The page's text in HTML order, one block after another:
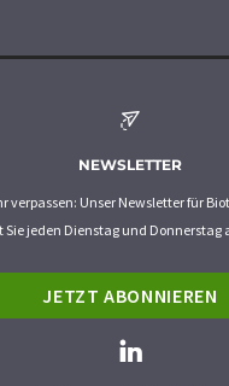
NEWSLETTER
verpassen: Unser Newsletter für
Sie jeden Dienstag und Donnerstag
JETZT ABONNIEREN